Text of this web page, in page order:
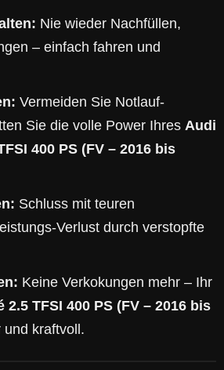
Nie wieder Nachfüllen,
– einfach fahren und
Vermeiden Sie Notlauf-
Sie die volle Power Ihres Audi
400 PS (FV – 2016 bis
Schluss mit teuren
Verlust durch verstopfte
Keine Verkokungen mehr – Ihr
2.5 TFSI 400 PS (FV – 2016 bis
und kraftvoll.